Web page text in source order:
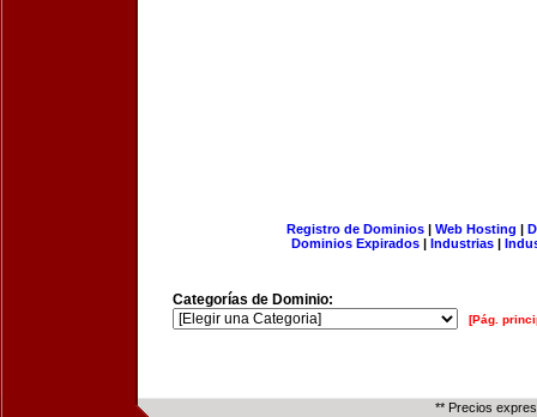
Registro de Dominios| Web Hosting |
Dominios Expirados | Industrias |
Categorías de Dominio:
[Pág.
** Precios